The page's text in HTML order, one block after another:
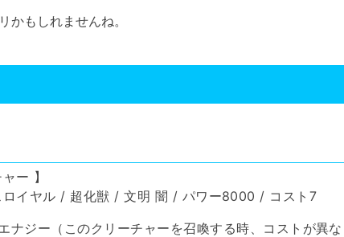
かもしれませんね。
ー 】
ロイヤル / 超化獣 / 文明 闇 / パワー8000 / コスト7
ナジー（このクリーチャーを召喚する時、コストが異な